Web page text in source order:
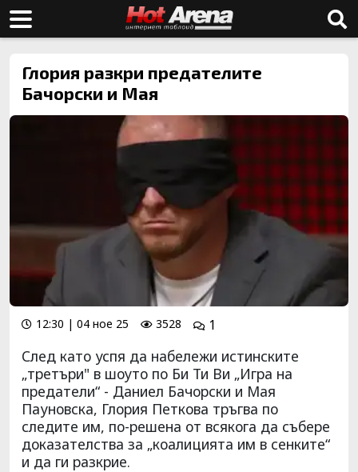
Глория разкри предателите
Бачорски и Мая
12:30 | 04 ное 25 3528 1
След като успя да набележи истинските
„третъри" в шоуто по Би Ти Ви „Игра на
предатели“ - Даниел Бачорски и Мая
Пауновска, Глория Петкова тръгва по
следите им, по-решена от всякога да събере
доказателства за „коалицията им в сенките“
и да ги разкрие.